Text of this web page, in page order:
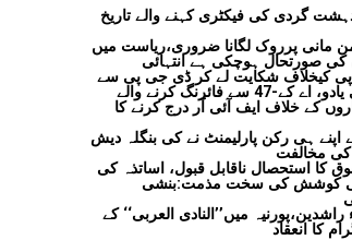
گردی کی فیکٹری کہنے والے تاریخ
مانی پرروک لگانا ضروری،ریاست میں
کی صورتحال ہوچکی ہے انتہائی
پی کیخلاف شکایت لے کر ڈی جی پی سے
ملے تیجسوی یادو، اے کے-47 سے فائرنگ کرنے والے
کے خلاف ایف آئی آر درج کرنے کا
اپنے ہی رکن پارلیمنٹ نے کی بنگلہ دیش
کی مخالفت
کا استحصال ناقابل قبول، اساتذہ کی
کی کوشش کی سخت مذمت:بنشی
میں’’النادی العربی‘‘ کے
کا انعقاد